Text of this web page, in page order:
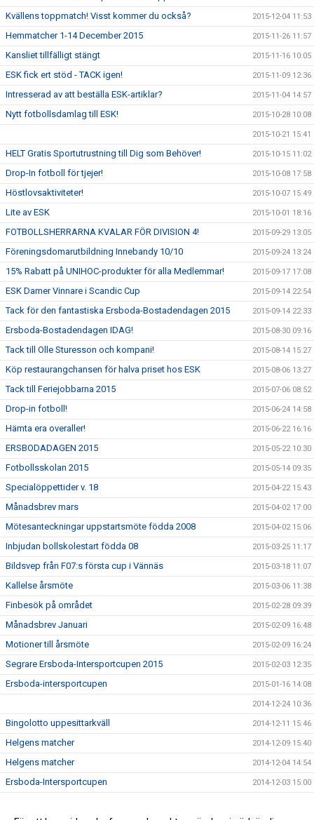
Kvällens toppmatch! Visst kommer du också? 2015-12-04 11:53
Hemmatcher 1-14 December 2015 2015-11-26 11:57
Kansliet tillfälligt stängt 2015-11-16 10:05
ESK fick ert stöd - TACK igen! 2015-11-09 12:36
Intresserad av att beställa ESK-artiklar? 2015-11-04 14:57
Nytt fotbollsdamlag till ESK! 2015-10-28 10:08
2015-10-21 15:41
HELT Gratis Sportutrustning till Dig som Behöver! 2015-10-15 11:02
Drop-In fotboll för tjejer! 2015-10-08 17:58
Höstlovsaktiviteter! 2015-10-07 15:49
Lite av ESK 2015-10-01 18:16
FOTBOLLSHERRARNA KVALAR FÖR DIVISION 4! 2015-09-29 13:05
Föreningsdomarutbildning Innebandy 10/10 2015-09-24 13:24
15% Rabatt på UNIHOC-produkter för alla Medlemmar! 2015-09-17 17:08
ESK Damer Vinnare i Scandic Cup 2015-09-14 22:54
Tack för den fantastiska Ersboda-Bostadendagen 2015 2015-09-14 22:33
Ersboda-Bostadendagen IDAG! 2015-08-30 09:16
Tack till Olle Sturesson och kompani! 2015-08-14 15:27
Köp restaurangchansen för halva priset hos ESK 2015-08-06 13:27
Tack till Feriejobbarna 2015 2015-07-06 08:52
Drop-in fotboll! 2015-06-24 14:58
Hämta era overaller! 2015-06-22 16:16
ERSBODADAGEN 2015 2015-05-22 10:30
Fotbollsskolan 2015 2015-05-14 09:35
Specialöppettider v. 18 2015-04-22 15:43
Månadsbrev mars 2015-04-02 17:00
Mötesanteckningar uppstartsmöte födda 2008 2015-04-02 15:06
Inbjudan bollskolestart födda 08 2015-03-25 11:17
Bildsvep från F07:s första cup i Vännäs 2015-03-18 11:07
Kallelse årsmöte 2015-03-06 11:38
Finbesök på området 2015-02-28 09:39
Månadsbrev Januari 2015-02-09 16:48
Motioner till årsmöte 2015-02-09 16:24
Segrare Ersboda-Intersportcupen 2015 2015-02-03 12:35
Ersboda-intersportcupen 2015-01-16 14:08
2014-12-24 10:36
Bingolotto uppesittarkväll 2014-12-11 15:46
Helgens matcher 2014-12-09 15:40
Helgens matcher 2014-12-04 14:54
Ersboda-Intersportcupen 2014-12-03 15:00